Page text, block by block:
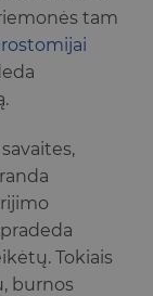
tam
Tokiais
burnos